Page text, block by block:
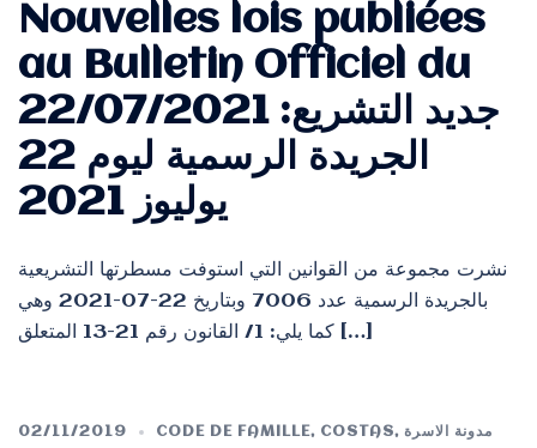
Nouvelles lois publiées
au Bulletin Officiel du
22/07/2021 جديد التشريع:
الجريدة الرسمية ليوم 22
يوليوز 2021
نشرت مجموعة من القوانين التي استوفت مسطرتها التشريعية
بالجريدة الرسمية عدد 7006 وبتاريخ 22-07-2021 وهي
كما يلي: 1/ القانون رقم 21-13 المتعلق […]
02/11/2019 CODE DE FAMILLE, COSTAS, مدونة الاسرة